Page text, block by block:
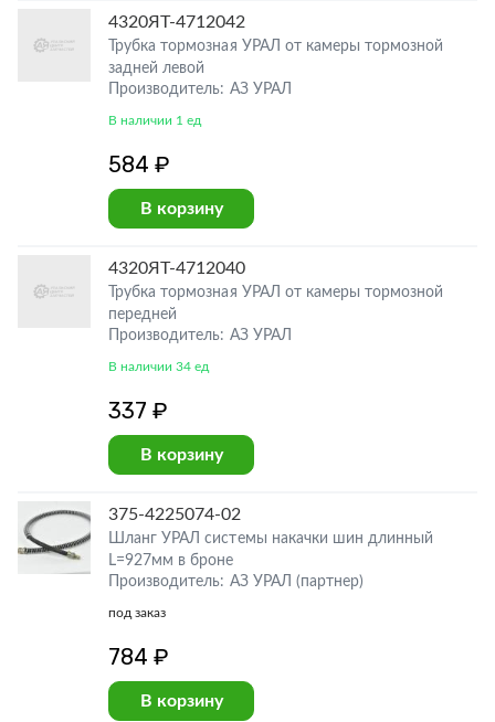
4320ЯТ-4712042
Трубка тормозная УРАЛ от камеры тормозной
задней левой
Производитель: АЗ УРАЛ
В наличии 1 ед
584 ₽
В корзину
4320ЯТ-4712040
Трубка тормозная УРАЛ от камеры тормозной
передней
Производитель: АЗ УРАЛ
В наличии 34 ед
337 ₽
В корзину
375-4225074-02
Шланг УРАЛ системы накачки шин длинный
L=927мм в броне
Производитель: АЗ УРАЛ (партнер)
под заказ
784 ₽
В корзину